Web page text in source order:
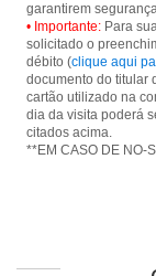
• Importante: Para
solicitado o
débito (clique aqui
documento do titular
cartão utilizado na
dia da visita poderá
citados acima.
**EM CASO DE NO-